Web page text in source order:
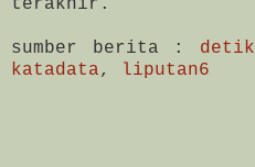
terakhir.
sumber berita : detik
katadata, liputan6